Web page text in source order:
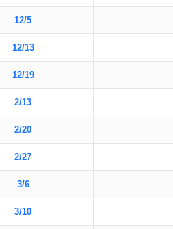
12/5
12/13
12/19
2/13
2/20
2/27
3/6
3/10